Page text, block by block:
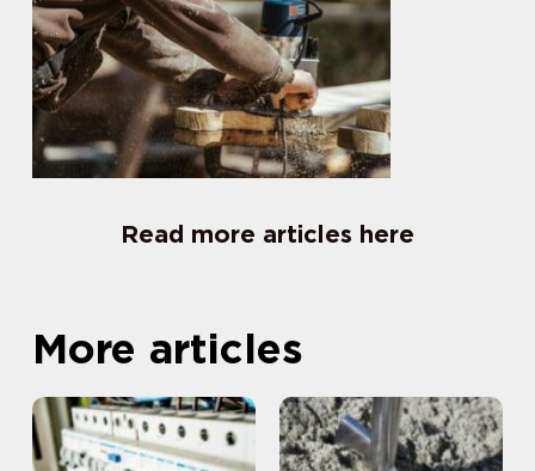
Read more articles here
More articles